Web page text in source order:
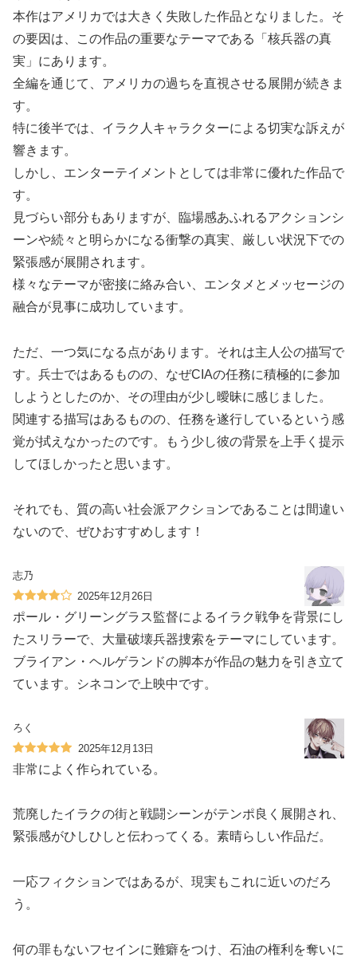
本作はアメリカでは大きく失敗した作品となりました。そ
の要因は、この作品の重要なテーマである「核兵器の真
実」にあります。
全編を通じて、アメリカの過ちを直視させる展開が続きま
す。
特に後半では、イラク人キャラクターによる切実な訴えが
響きます。
しかし、エンターテイメントとしては非常に優れた作品で
す。
見づらい部分もありますが、臨場感あふれるアクションシ
ーンや続々と明らかになる衝撃の真実、厳しい状況下での
緊張感が展開されます。
様々なテーマが密接に絡み合い、エンタメとメッセージの
融合が見事に成功しています。
ただ、一つ気になる点があります。それは主人公の描写で
す。兵士ではあるものの、なぜCIAの任務に積極的に参加
しようとしたのか、その理由が少し曖昧に感じました。
関連する描写はあるものの、任務を遂行しているという感
覚が拭えなかったのです。もう少し彼の背景を上手く提示
してほしかったと思います。
それでも、質の高い社会派アクションであることは間違い
ないので、ぜひおすすめします！
志乃
2025年12月26日
ポール・グリーングラス監督によるイラク戦争を背景にし
たスリラーで、大量破壊兵器捜索をテーマにしています。
ブライアン・ヘルゲランドの脚本が作品の魅力を引き立て
ています。シネコンで上映中です。
ろく
2025年12月13日
非常によく作られている。
荒廃したイラクの街と戦闘シーンがテンポ良く展開され、
緊張感がひしひしと伝わってくる。素晴らしい作品だ。
一応フィクションではあるが、現実もこれに近いのだろ
う。
何の罪もないフセインに難癖をつけ、石油の権利を奪いに